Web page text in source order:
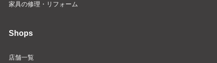
家具の修理・リフォーム
Shops
店舗一覧